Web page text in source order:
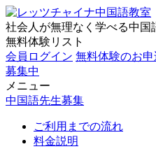
社会人が無理なく学べる中国
無料体験リスト
会員ログイン 無料体験のお申
募集中
メニュー
中国語先生募集
ご利用までの流れ
料金説明